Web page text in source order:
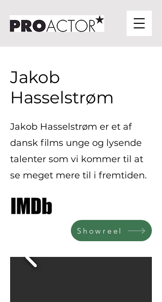
Jakob
Hasselstrøm
Jakob Hasselstrøm er et af
dansk films unge og lysende
talenter som vi kommer til at
se meget mere til i fremtiden.
Showreel